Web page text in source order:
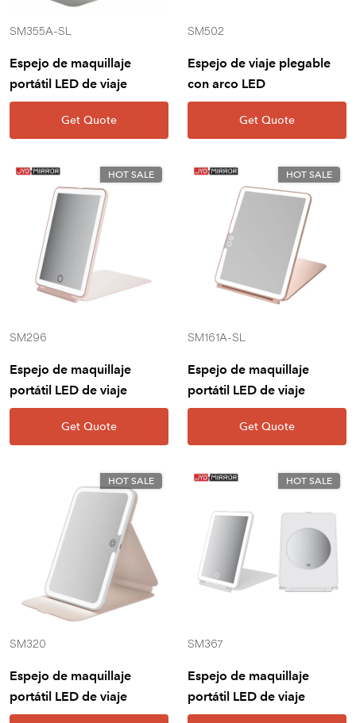
SM355A-SL
Espejo de maquillaje
portátil LED de viaje
Get Quote
SM502
Espejo de viaje plegable
con arco LED
Get Quote
HOT SALE
SM296
Espejo de maquillaje
portátil LED de viaje
Get Quote
HOT SALE
SM161A-SL
Espejo de maquillaje
portátil LED de viaje
Get Quote
HOT SALE
SM320
Espejo de maquillaje
portátil LED de viaje
HOT SALE
SM367
Espejo de maquillaje
portátil LED de viaje